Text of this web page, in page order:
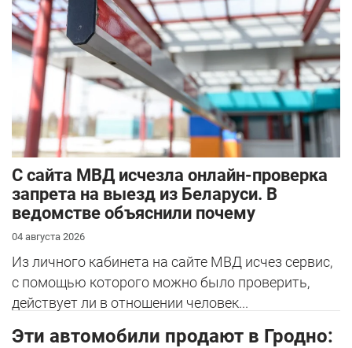
С сайта МВД исчезла онлайн-проверка
запрета на выезд из Беларуси. В
ведомстве объяснили почему
04 августа 2026
Из личного кабинета на сайте МВД исчез сервис,
с помощью которого можно было проверить,
действует ли в отношении человек...
Эти автомобили продают в Гродно: